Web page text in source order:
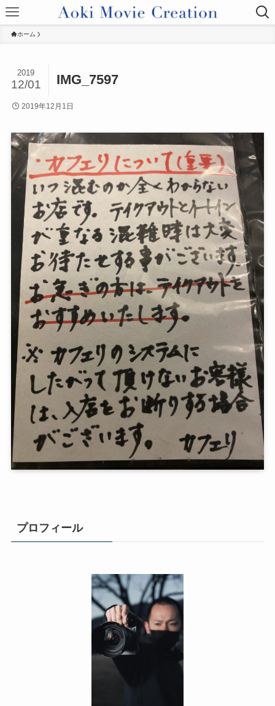
ホーム
IMG_7597
2019
12/01
2019年12月1日
プロフィール